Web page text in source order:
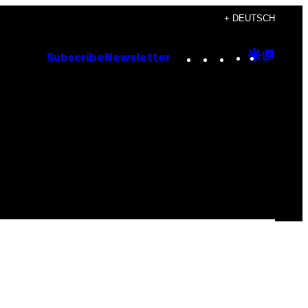
+ DEUTSCH
Subscribe Newsletter Instagram
TikTok
YouTube
Google